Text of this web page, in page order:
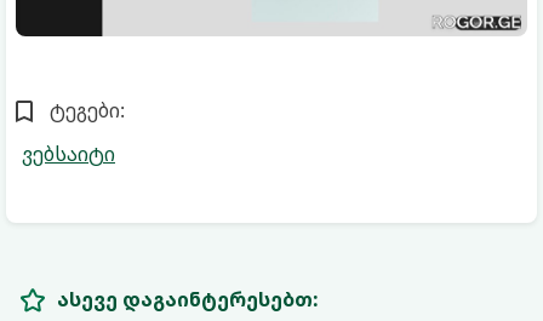
ტეგები:
ვებსაიტი
ასევე დაგაინტერესებთ: